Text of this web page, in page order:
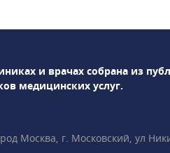
можно пройти ряд
высокотехнологичных
дентальную имплантация
и врачах собрана из
медицинских услуг.
Москва, г. Московский, ул